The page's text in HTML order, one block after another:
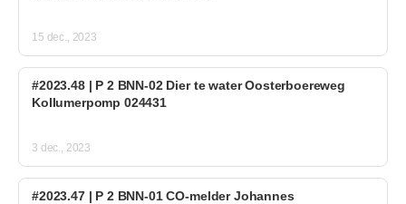
15 dec., 2023
#2023.48 | P 2 BNN-02 Dier te water Oosterboereweg
Kollumerpomp 024431
3 dec., 2023
#2023.47 | P 2 BNN-01 CO-melder Johannes